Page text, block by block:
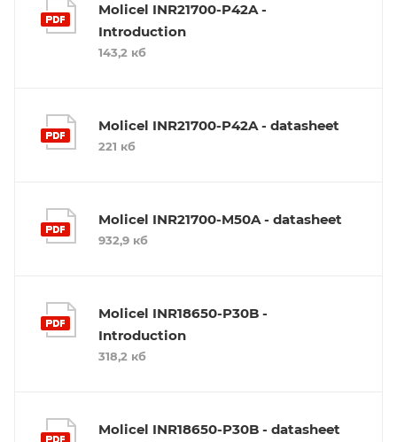
Molicel INR21700-P42A -
Introduction
143,2 кб
Molicel INR21700-P42A - datasheet
221 кб
Molicel INR21700-M50A - datasheet
932,9 кб
Molicel INR18650-P30B -
Introduction
318,2 кб
Molicel INR18650-P30B - datasheet